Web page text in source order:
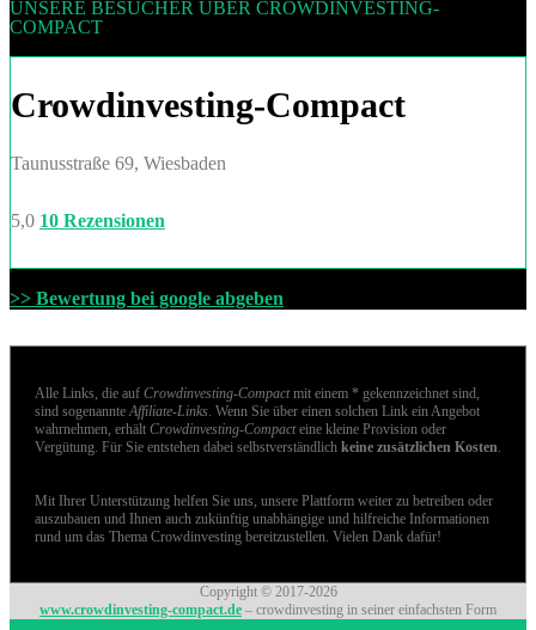
UNSERE BESUCHER ÜBER CROWDINVESTING-
COMPACT
Crowdinvesting-Compact
Taunusstraße 69, Wiesbaden
5,0 10 Rezensionen
>> Bewertung bei google abgeben
Alle Links, die auf Crowdinvesting-Compactmit einem * gekennzeichnet sind,
sind sogenannteAffiliate-Links. Wenn Sie über einen solchen Link ein Angebot
wahrnehmen, erhält Crowdinvesting-Compacteine kleine Provision oder
Vergütung. Für Sie entstehen dabei selbstverständlich keine zusätzlichen Kosten.
Mit Ihrer Unterstützung helfen Sie uns, unsere Plattform weiter zu betreiben oder
auszubauen und Ihnen auch zukünftig unabhängige und hilfreiche Informationen
rund um das Thema Crowdinvesting bereitzustellen. Vielen Dank dafür!
Copyright © 2017-2026
www.crowdinvesting-compact.de – crowdinvesting in seiner einfachsten Form